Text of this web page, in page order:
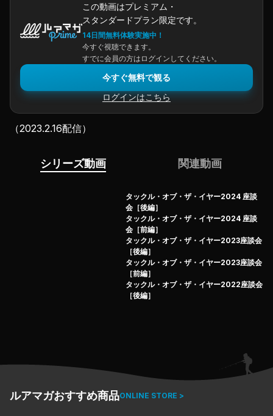
この動画はプレミアム・
スタンダードプラン限定です。
14日間無料体験実施中！
今すぐ視聴できます。
すでに会員の方はログインしてください。
今すぐ無料で観る
ログインはこちら
（2023.2.16配信）
シリーズ動画 関連動画
タックル・オブ・ザ・イヤー2024 座談
会［後編］
タックル・オブ・ザ・イヤー2024 座談
会［前編］
タックル・オブ・ザ・イヤー2023座談会
［後編］
タックル・オブ・ザ・イヤー2023座談会
［前編］
タックル・オブ・ザ・イヤー2022座談会
［後編］
ルアマガおすすめ商品ONLINE STORE >